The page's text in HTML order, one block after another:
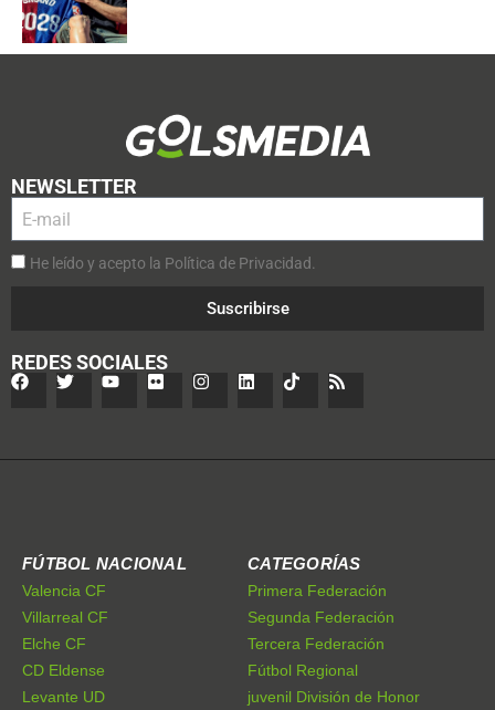
NEWSLETTER
He leído y acepto la Política de Privacidad.
Suscribirse
REDES SOCIALES
FÚTBOL NACIONAL
Valencia CF
Villarreal CF
Elche CF
CD Eldense
Levante UD
CATEGORÍAS
Primera Federación
Segunda Federación
Tercera Federación
Fútbol Regional
juvenil División de Honor